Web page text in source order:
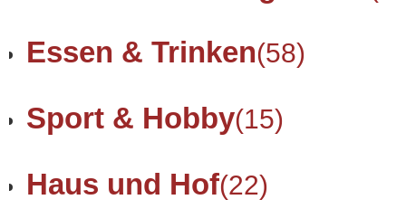
Essen & Trinken(58)
Sport & Hobby(15)
Haus und Hof(22)